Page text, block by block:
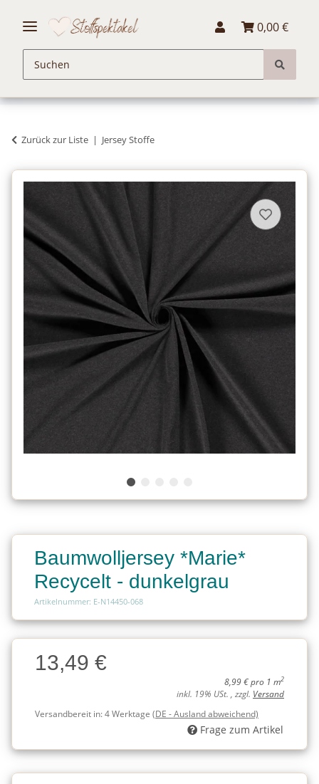
0,00 €
Zurück zur Liste Jersey Stoffe
Baumwolljersey *Marie*
Recycelt - dunkelgrau
Artikelnummer: E-N14450-068
Charge
Charge13,49 €
8,99 € pro 1 m2
inkl. 19% USt. , zzgl. Versand
Versandbereit in:4 Werktage (DE - Ausland abweichend)
Frage zum Artikel